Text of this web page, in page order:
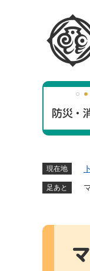
防災・
現在地
足あと
本